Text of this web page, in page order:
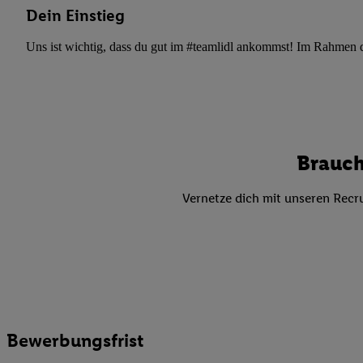
Dein Einstieg
Uns ist wichtig, dass du gut im #teamlidl ankommst! Im Rahmen
Vernetze dich mit unseren
Bewerbungsfrist
und Funktionen im
Verwendung
von Zielgruppen
zur Auswahl